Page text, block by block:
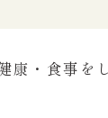
康・食事を